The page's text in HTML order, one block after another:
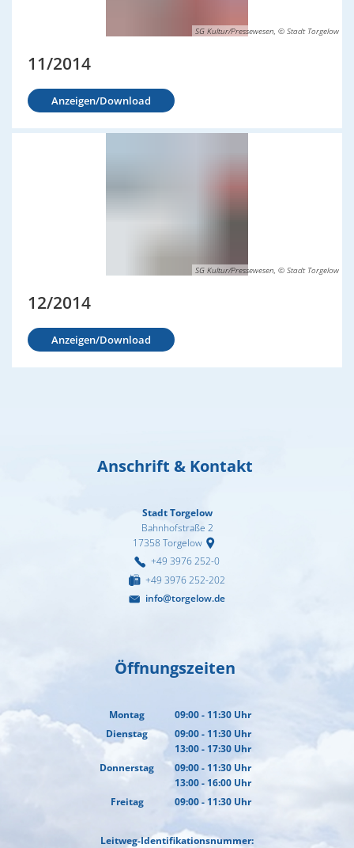
SG Kultur/Pressewesen, © Stadt Torgelow
11/2014
Anzeigen/Download
SG Kultur/Pressewesen, © Stadt Torgelow
12/2014
Anzeigen/Download
Anschrift & Kontakt
Stadt Torgelow
Bahnhofstraße 2
17358 Torgelow
+49 3976 252-0
+49 3976 252-202
info@torgelow.de
Öffnungszeiten
Montag 09:00- 11:30Uhr
Von 09:00 bis 11:30 Uhr
Dienstag 09:00- 11:30Uhr
Von 09:00 bis 11:30 Uhr
13:00- 17:30Uhr
Von 13:00 bis 17:30 Uhr
Donnerstag 09:00- 11:30Uhr
Von 09:00 bis 11:30 Uhr
13:00- 16:00Uhr
Von 13:00 bis 16:00 Uhr
Freitag 09:00- 11:30Uhr
Leitweg-Identifikationsnummer: